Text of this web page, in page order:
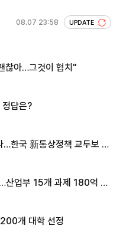
08.07 23:58 UPDATE
찮아…그것이 협치"
답은?
한국 新통상정책 교두보 활
산업부 15개 과제 180억 지
개 대학 선정